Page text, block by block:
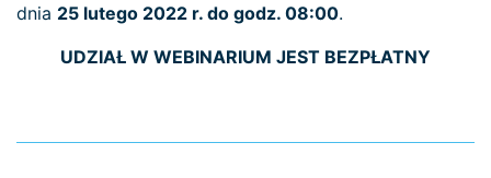
dnia 25 lutego 2022 r. do godz. 08:00.
UDZIAŁ W WEBINARIUM JEST BEZPŁATNY